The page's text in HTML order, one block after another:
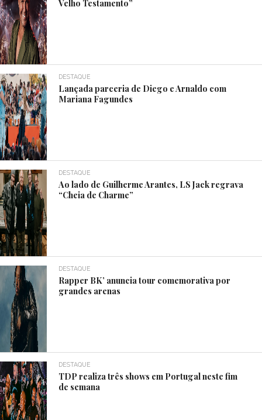
Velho Testamento”
DESTAQUE
Lançada parceria de Diego e Arnaldo com
Mariana Fagundes
DESTAQUE
Ao lado de Guilherme Arantes, LS Jack regrava
“Cheia de Charme”
DESTAQUE
Rapper BK’ anuncia tour comemorativa por
grandes arenas
DESTAQUE
TDP realiza três shows em Portugal neste fim
de semana